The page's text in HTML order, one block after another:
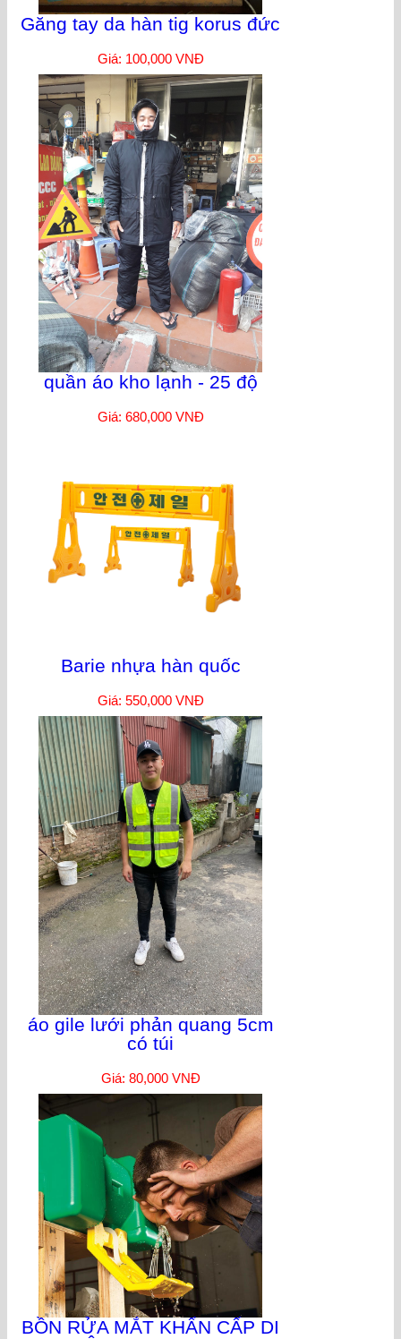
Găng tay da hàn tig korus đức
Giá: 100,000 VNĐ
quần áo kho lạnh - 25 độ
Giá: 680,000 VNĐ
Barie nhựa hàn quốc
Giá: 550,000 VNĐ
áo gile lưới phản quang 5cm
có túi
Giá: 80,000 VNĐ
BỒN RỬA MẮT KHẨN CẤP DI